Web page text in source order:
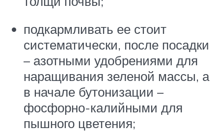
подкармливать ее стоит
систематически, после посадки
– азотными удобрениями для
наращивания зеленой массы, а
в начале бутонизации –
фосфорно-калийными для
пышного цветения;